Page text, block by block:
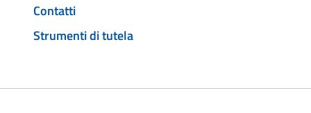
Contatti
Strumenti di tutela